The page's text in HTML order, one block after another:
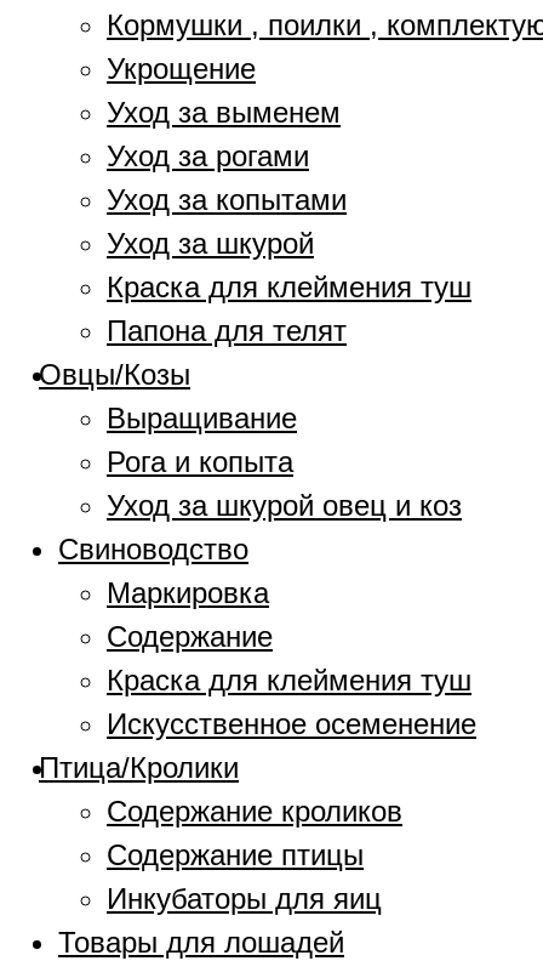
Кормушки , поилки ,
Укрощение
Уход за выменем
Уход за рогами
Уход за копытами
Уход за шкурой
Краска для клеймения туш
Папона для телят
Овцы/Козы
Выращивание
Рога и копыта
Уход за шкурой овец и коз
Свиноводство
Маркировка
Содержание
Краска для клеймения туш
Искусственное осеменение
Птица/Кролики
Содержание кроликов
Содержание птицы
Инкубаторы для яиц
Товары для лошадей